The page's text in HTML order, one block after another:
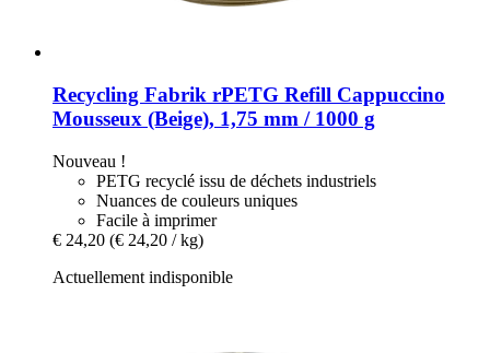
Recycling Fabrik rPETG Refill Cappuccino
Mousseux (Beige), 1,75 mm / 1000 g
Nouveau !
PETG recyclé issu de déchets industriels
Nuances de couleurs uniques
Facile à imprimer
€ 24,20 (€ 24,20 / kg)
Actuellement indisponible